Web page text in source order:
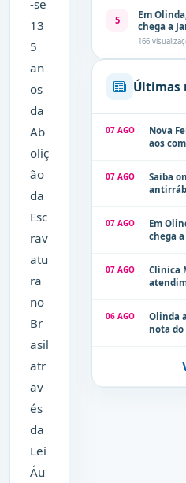
-se
13
5
an
os
da
Ab
oliç
ão
da
Esc
rav
atu
ra
no
Br
asil
atr
av
és
da
Lei
Áu
5
Em
chega a
166
Últimas
07 AGO
Nova
aos
07 AGO
Saiba
07 AGO
Em
chega
07 AGO
Clínica
06 AGO
Olinda
nota do